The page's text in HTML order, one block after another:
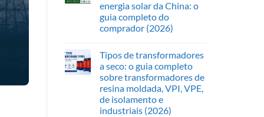
energia solar da China: o
guia completo do
comprador (2026)
Tipos de transformadores
a seco: o guia completo
sobre transformadores de
resina moldada, VPI, VPE,
de isolamento e
industriais (2026)